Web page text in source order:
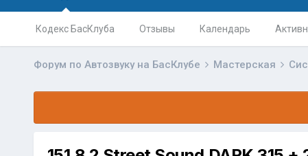
Кодекс БасКлуба Отзывы Календарь
Форум по Автозвуку на БасКлубе Мастерская